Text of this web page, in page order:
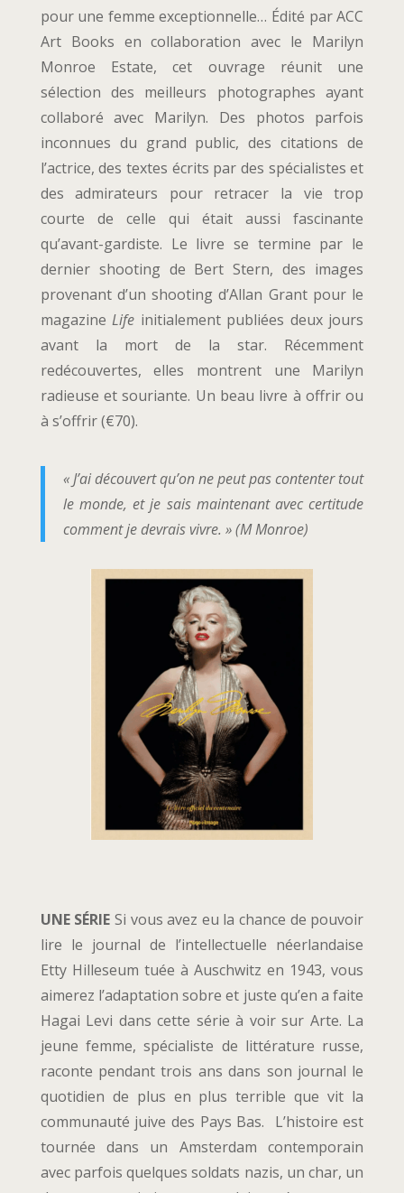
pour une femme exceptionnelle… Édité par ACC
Art Books en collaboration avec le Marilyn
Monroe Estate, cet ouvrage réunit une
sélection des meilleurs photographes ayant
collaboré avec Marilyn. Des photos parfois
inconnues du grand public, des citations de
l’actrice, des textes écrits par des spécialistes et
des admirateurs pour retracer la vie trop
courte de celle qui était aussi fascinante
qu’avant-gardiste. Le livre se termine par le
dernier shooting de Bert Stern, des images
provenant d’un shooting d’Allan Grant pour le
magazineLife initialement publiées deux jours
avant la mort de la star. Récemment
redécouvertes, elles montrent une Marilyn
radieuse et souriante. Un beau livre à offrir ou
à s’offrir (€70).
« J’ai découvert qu’on ne peut pas contenter tout
le monde, et je sais maintenant avec certitude
comment je devrais vivre. » (M Monroe)
UNE SÉRIE Si vous avez eu la chance de pouvoir
lire le journal de l’intellectuelle néerlandaise
Etty Hilleseum tuée à Auschwitz en 1943, vous
aimerez l’adaptation sobre et juste qu’en a faite
Hagai Levi dans cette série à voir sur Arte. La
jeune femme, spécialiste de littérature russe,
raconte pendant trois ans dans son journal le
quotidien de plus en plus terrible que vit la
communauté juive des Pays Bas. L’histoire est
tournée dans un Amsterdam contemporain
avec parfois quelques soldats nazis, un char, un